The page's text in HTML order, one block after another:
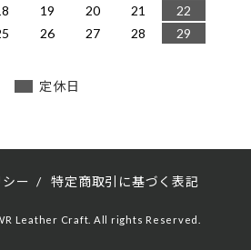
19 20 21
22
26 27 28
29
定休日
ー / 特定商取引に基づく表記
Leather Craft. All rights Reserved.